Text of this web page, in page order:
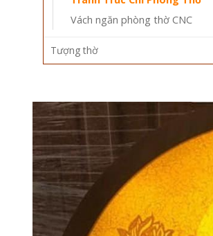
Vách ngăn phòng thờ CNC
Tượng thờ